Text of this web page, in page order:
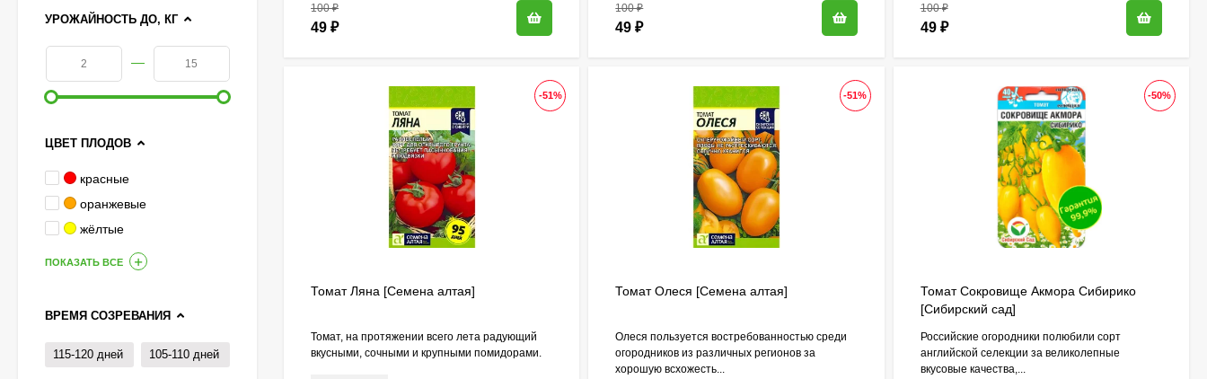
100₽
49 ₽
100₽
49₽
100₽
49 ₽
-51%
Томат Ляна [Семена алтая]
Томат, на протяжении всего лета радующий
вкусными, сочными и крупными помидорами.
-51%
Томат Олеся [Семена алтая]
Олеся пользуется востребованностью среди
огородников из различных регионов за
хорошую всхожесть...
-50%
Томат Сокровище Акмора Сибирико
[Сибирский сад]
Российские огородники полюбили сорт
английской селекции за великолепные
вкусовые качества,...
УРОЖАЙНОСТЬ ДО, КГ
—
ЦВЕТ ПЛОДОВ
красные
оранжевые
жёлтые
ПОКАЗАТЬ ВСЕ
ВРЕМЯ СОЗРЕВАНИЯ
115-120 дней 105-110 дней
Гортензия Полистар
(Polestar) метельчатая